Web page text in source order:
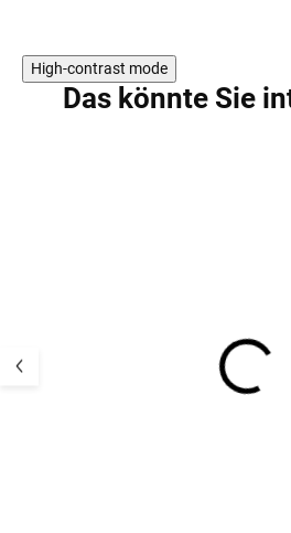
High-contrast mode
Das könnte Sie